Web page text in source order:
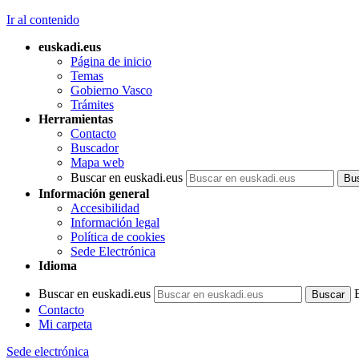
Ir al contenido
euskadi.eus
Página de inicio
Temas
Gobierno Vasco
Trámites
Herramientas
Contacto
Buscador
Mapa web
Buscar en euskadi.eus
Información general
Accesibilidad
Información legal
Política de cookies
Sede Electrónica
Idioma
Buscar en euskadi.eus
Contacto
Mi carpeta
Sede electrónica